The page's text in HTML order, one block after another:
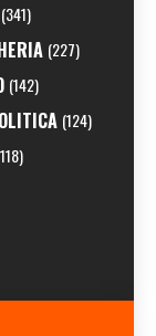
(341)
(227)
(142)
(124)